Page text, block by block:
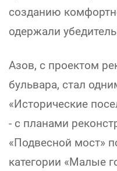
созданию
одержали
Азов, с проектом
бульвара, стал
«Исторические
- с планами
«Подвесной мост»
категории «Малые